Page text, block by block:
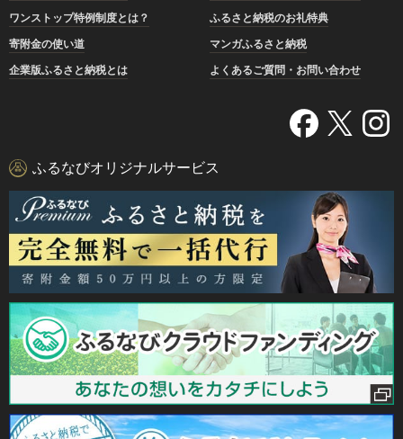
ワンストップ特例制度とは？
ふるさと納税のお礼特典
寄附金の使い道
マンガふるさと納税
企業版ふるさと納税とは
よくあるご質問・お問い合わせ
ふるなびオリジナルサービス